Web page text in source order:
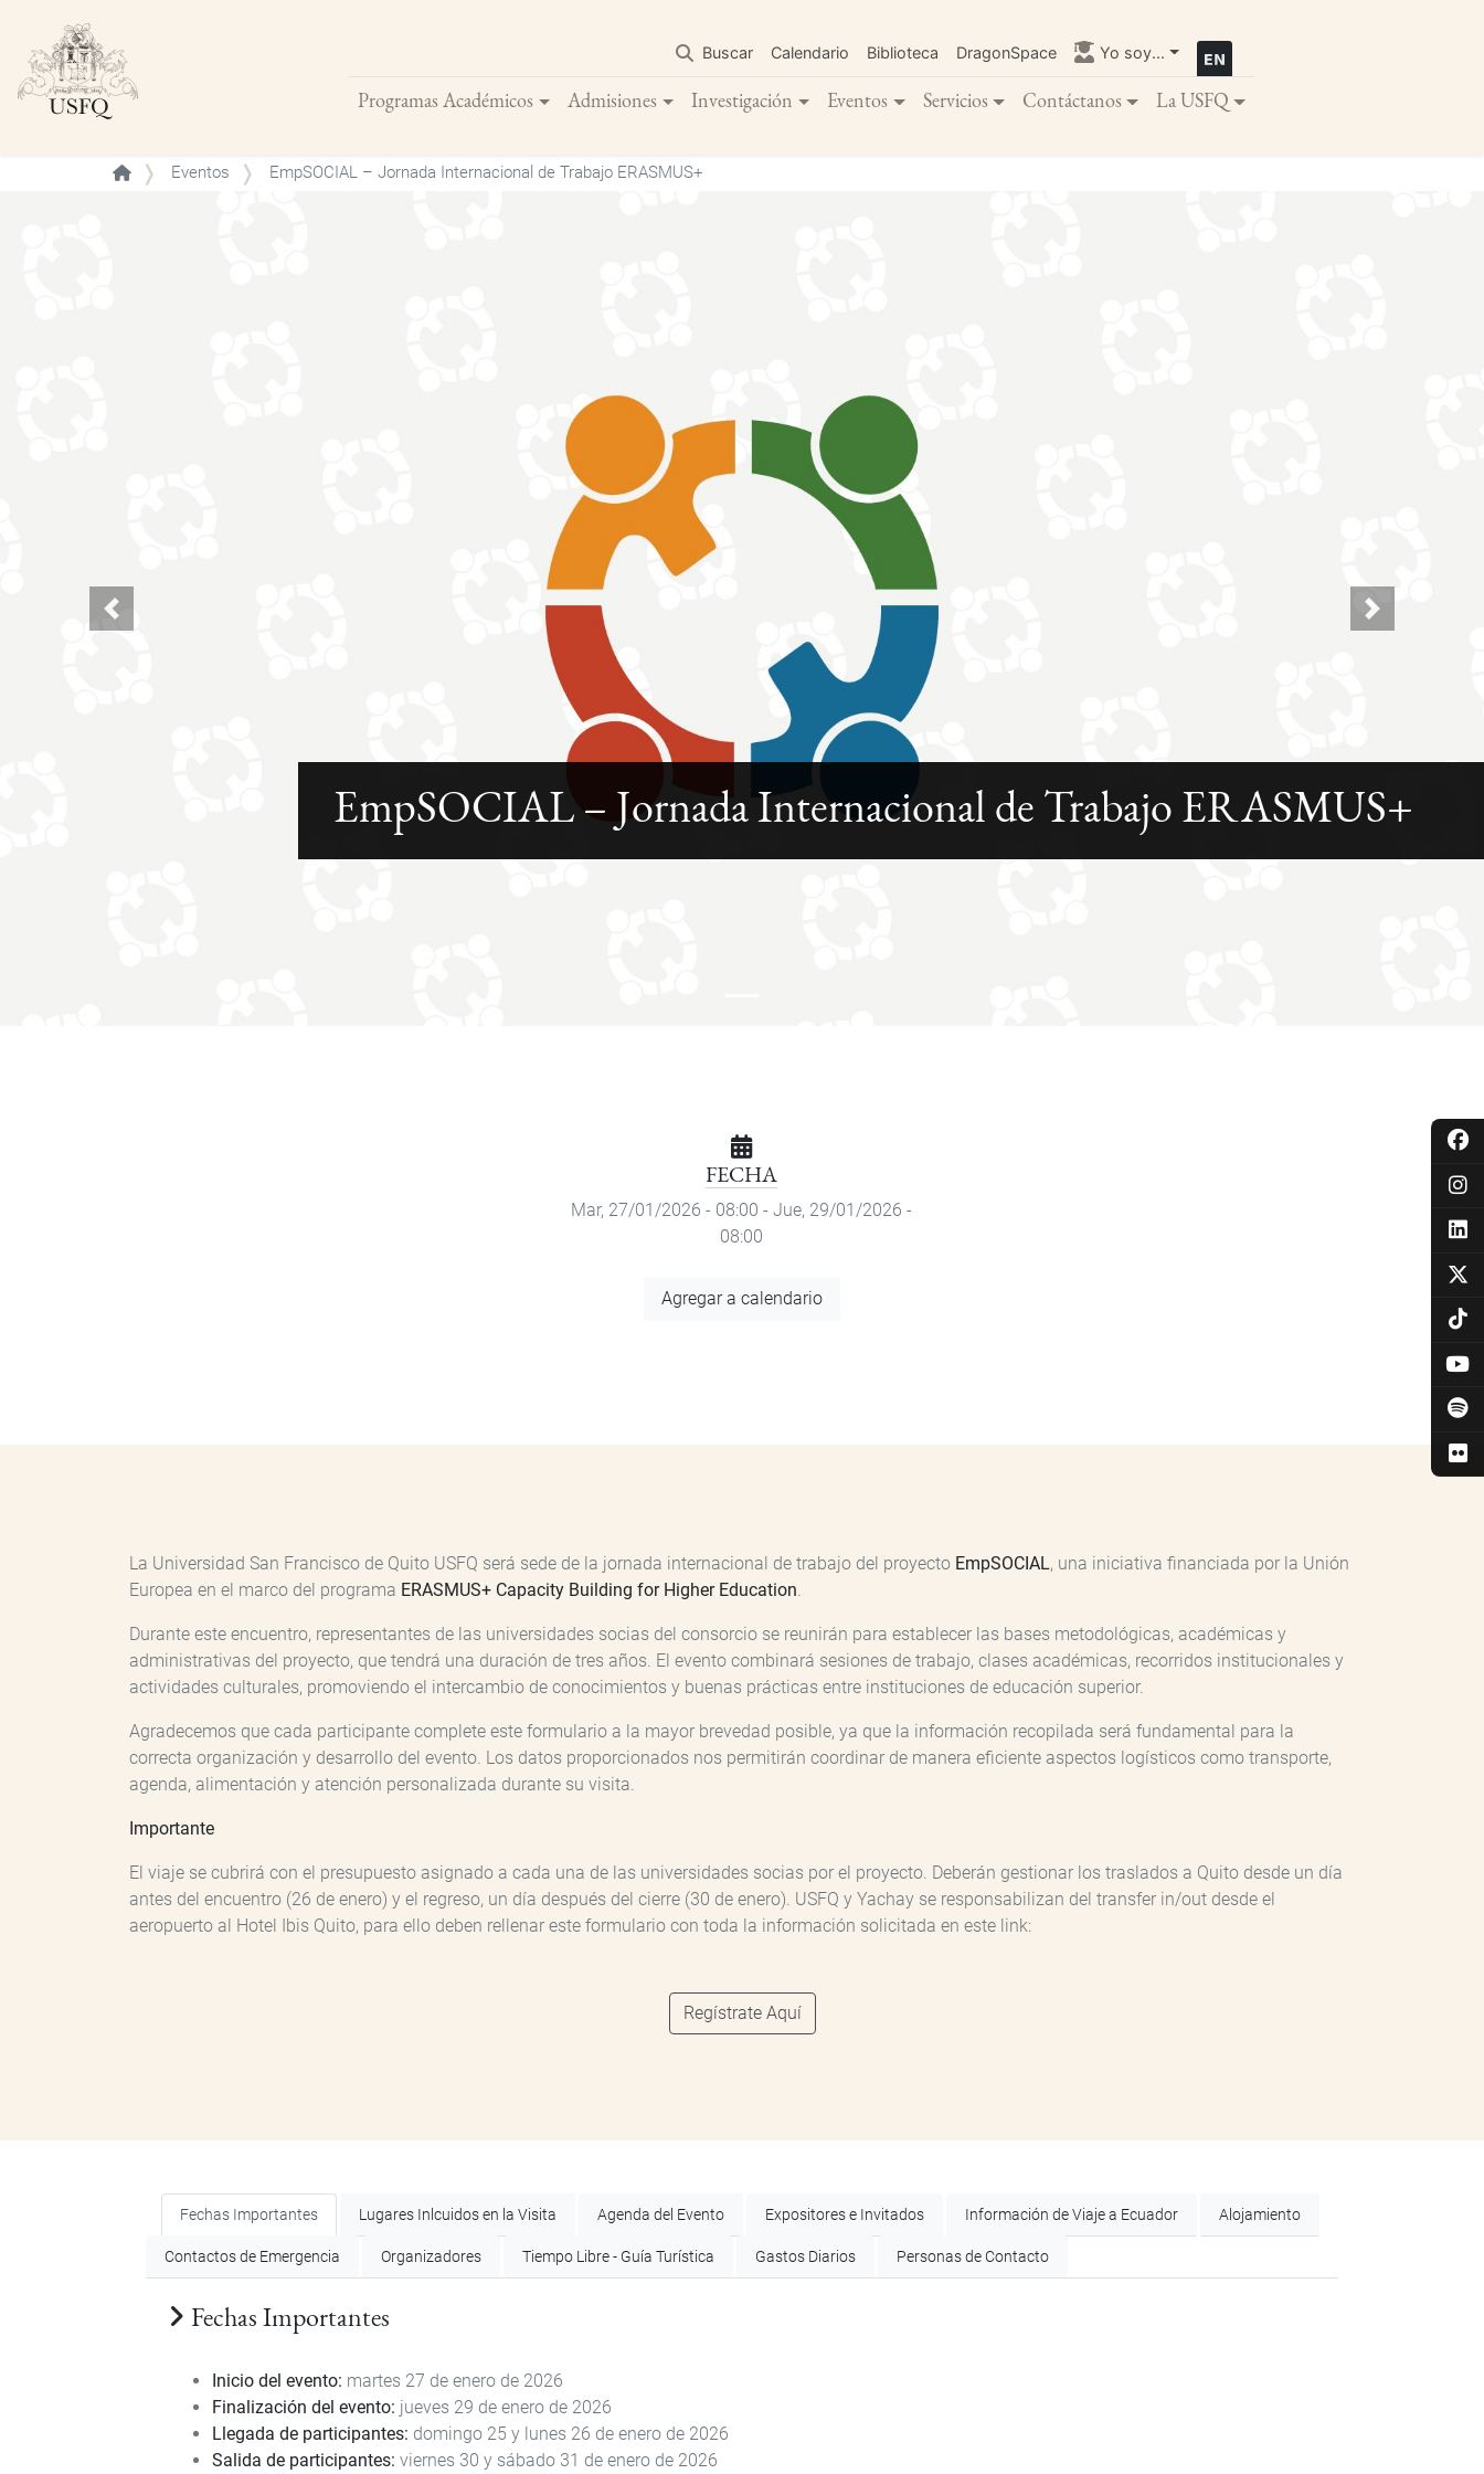
contenido
principal
Buscar Calendario Biblioteca DragonSpace Yo soy...
Programas Académicos Admisiones Investigación Eventos Servicios Contáctanos La USFQ
Buscar
Eventos EmpSOCIAL – Jornada Internacional de Trabajo ERASMUS+
Previous Next
EmpSOCIAL – Jornada Internacional de Trabajo ERASMUS+
FECHA
Mar, 27/01/2026 - 08:00 -Jue, 29/01/2026 -
08:00
Agregar a calendario
La Universidad San Francisco de Quito USFQ será sede de la jornada internacional de trabajo del proyecto EmpSOCIAL, una iniciativa financiada por la Unión
Europea en el marco del programa ERASMUS+ Capacity Building for Higher Education.
Durante este encuentro, representantes de las universidades socias del consorcio se reunirán para establecer las bases metodológicas, académicas y
administrativas del proyecto, que tendrá una duración de tres años. El evento combinará sesiones de trabajo, clases académicas, recorridos institucionales y
actividades culturales, promoviendo el intercambio de conocimientos y buenas prácticas entre instituciones de educación superior.
Agradecemos que cada participante complete este formulario a la mayor brevedad posible, ya que la información recopilada será fundamental para la
correcta organización y desarrollo del evento. Los datos proporcionados nos permitirán coordinar de manera eficiente aspectos logísticos como transporte,
agenda, alimentación y atención personalizada durante su visita.
Importante
El viaje se cubrirá con el presupuesto asignado a cada una de las universidades socias por el proyecto. Deberán gestionar los traslados a Quito desde un día
antes del encuentro (26 de enero) y el regreso, un día después del cierre (30 de enero). USFQ y Yachay se responsabilizan del transfer in/out desde el
aeropuerto al Hotel Ibis Quito, para ello deben rellenar este formulario con toda la información solicitada en este link:
Regístrate Aquí
Fechas Importantes Lugares Inlcuidos en la Visita Agenda del Evento Expositores e Invitados Información de Viaje a Ecuador Alojamiento
Contactos de Emergencia Organizadores Tiempo Libre - Guía Turística Gastos Diarios Personas de Contacto
Fechas Importantes
Inicio del evento: martes 27 de enero de 2026
Finalización del evento: jueves 29 de enero de 2026
Llegada de participantes: domingo 25 y lunes 26 de enero de 2026
Salida de participantes: viernes 30 y sábado 31 de enero de 2026